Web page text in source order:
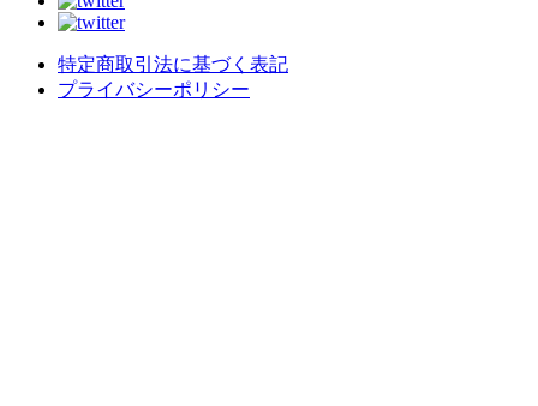
特定商取引法に基づく表記
プライバシーポリシー